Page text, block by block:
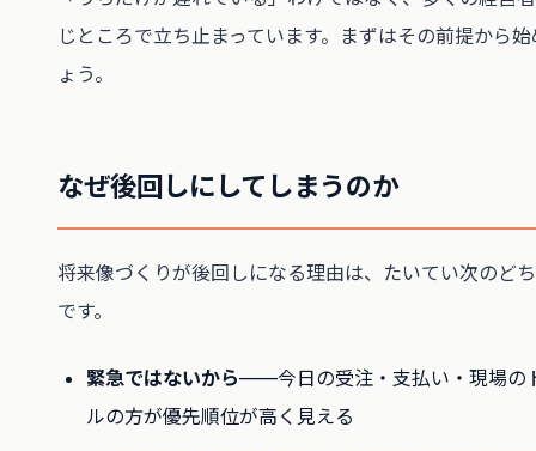
じところで立ち止まっています。まずはその前提から
ょう。
なぜ後回しにしてしまうのか
将来像づくりが後回しになる理由は、たいてい次のど
です。
緊急ではないから——今日の受注・支払い・現場の
ルの方が優先順位が高く見える